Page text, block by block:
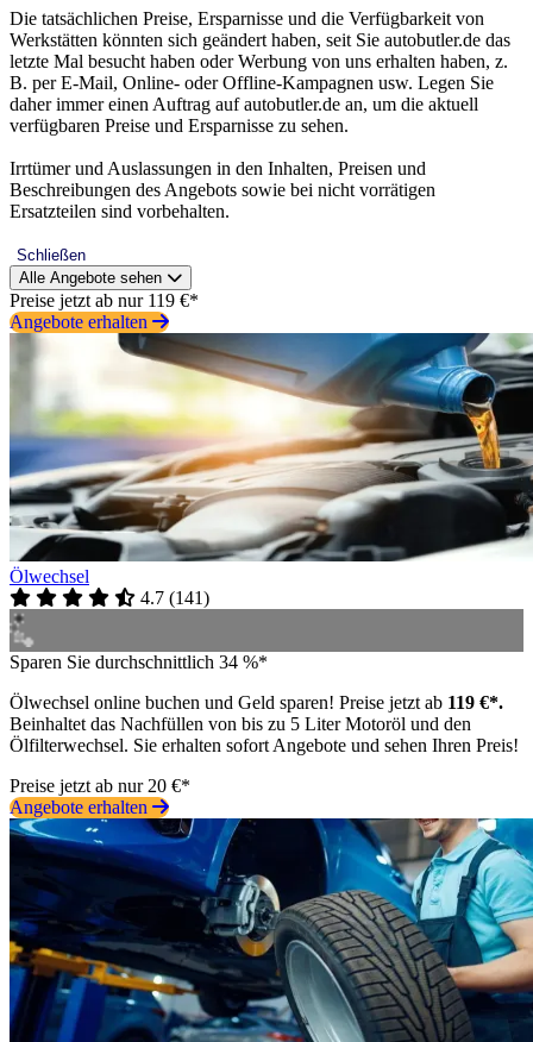
Die tatsächlichen Preise, Ersparnisse und die Verfügbarkeit von
Werkstätten könnten sich geändert haben, seit Sie autobutler.de das
letzte Mal besucht haben oder Werbung von uns erhalten haben, z.
B. per E-Mail, Online- oder Offline-Kampagnen usw. Legen Sie
daher immer einen Auftrag auf autobutler.de an, um die aktuell
verfügbaren Preise und Ersparnisse zu sehen.
Irrtümer und Auslassungen in den Inhalten, Preisen und
Beschreibungen des Angebots sowie bei nicht vorrätigen
Ersatzteilen sind vorbehalten.
Schließen
Alle Angebote sehen
Preise jetzt ab nur 119 €*
Angebote erhalten
Ölwechsel
4.7 (141)
Sparen Sie durchschnittlich 34 %*
Ölwechsel online buchen und Geld sparen! Preise jetzt ab 119 €*.
Beinhaltet das Nachfüllen von bis zu 5 Liter Motoröl und den
Ölfilterwechsel. Sie erhalten sofort Angebote und sehen Ihren Preis!
Preise jetzt ab nur 20 €*
Angebote erhalten